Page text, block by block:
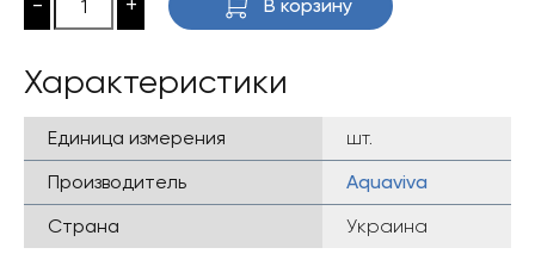
1
737 ₴.
303 ₴.
В корзину
Характеристики
Единица измерения
шт.
Производитель
Aquaviva
Страна
Украина